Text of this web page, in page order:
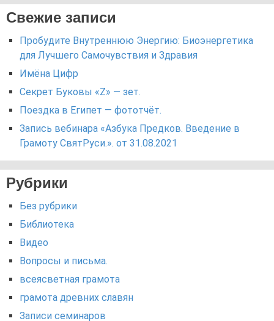
Свежие записи
Пробудите Внутреннюю Энергию: Биоэнергетика
для Лучшего Самочувствия и Здравия
Имёна Цифр
Секрет Буковы «Z» — зет.
Поездка в Египет — фототчёт.
Запись вебинара «Азбука Предков. Введение в
Грамоту СвятРуси.». от 31.08.2021
Рубрики
Без рубрики
Библиотека
Видео
Вопросы и письма.
всеясветная грамота
грамота древних славян
Записи семинаров